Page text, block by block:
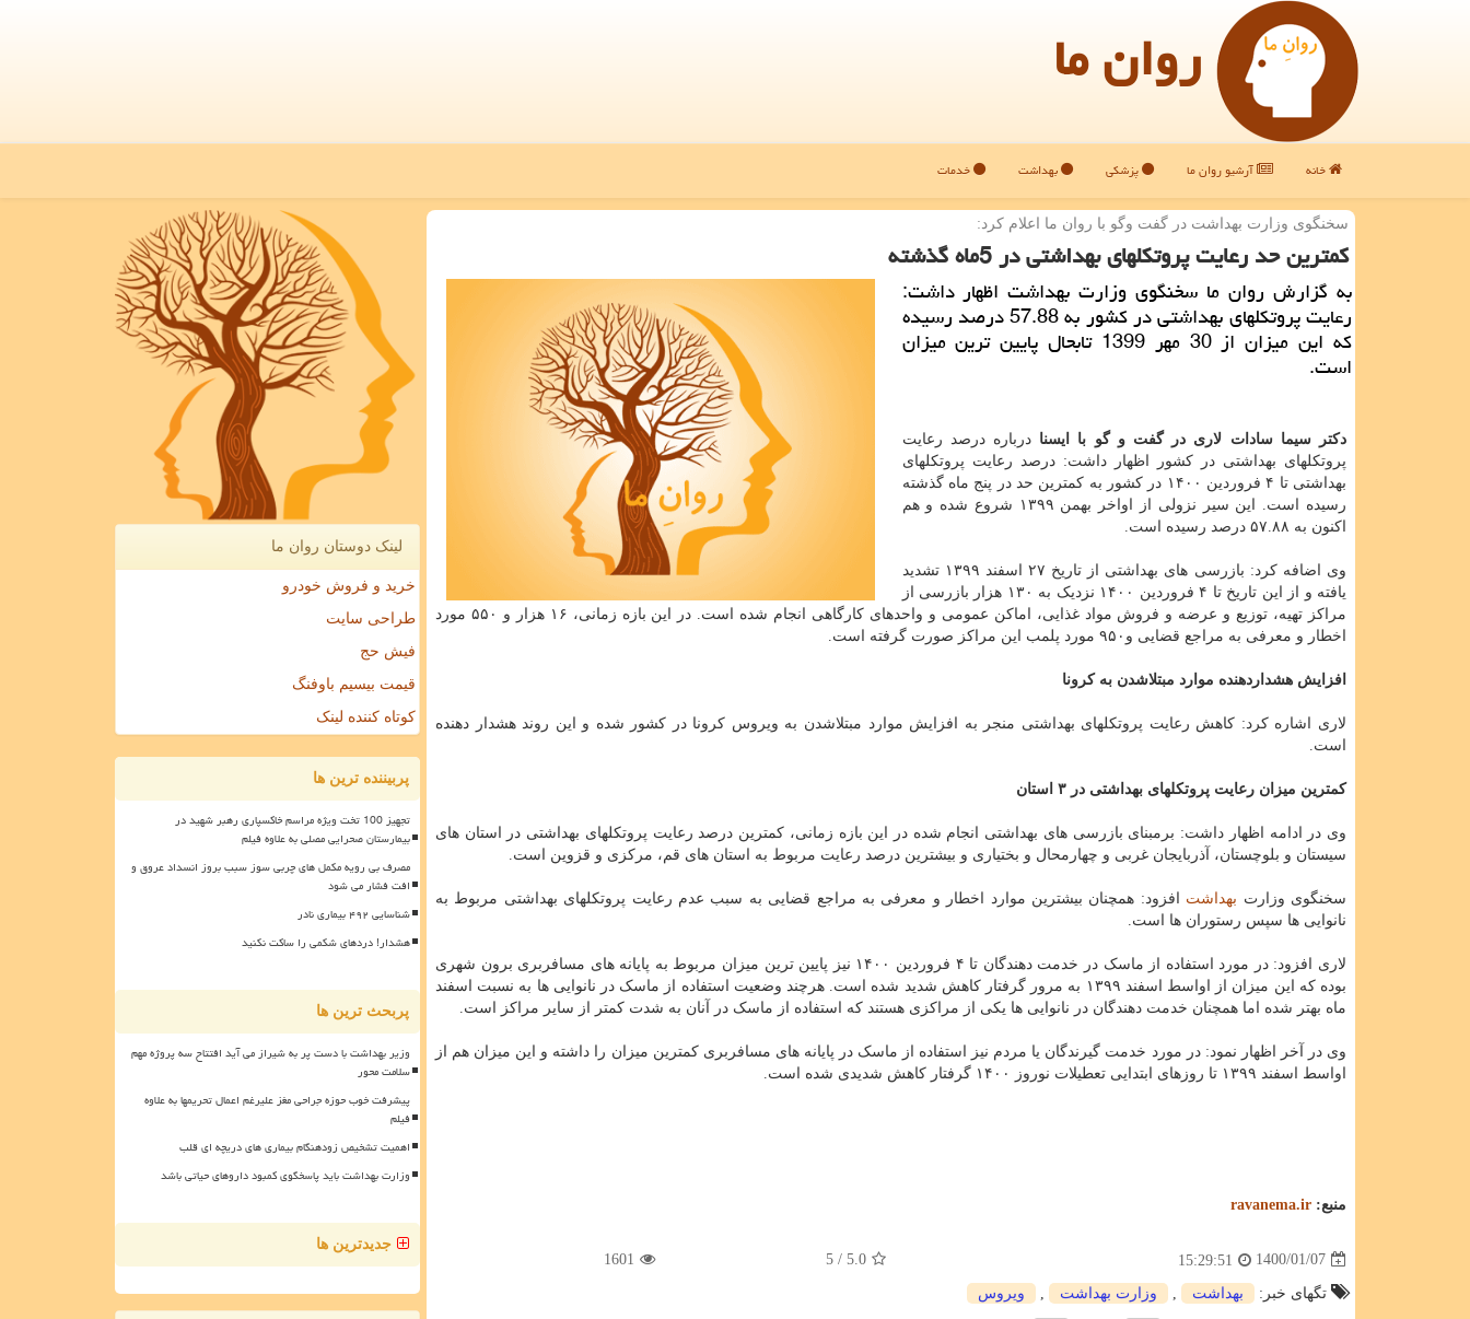
روان ما
خانه آرشیو روان ما پزشکی بهداشت خدمات
سخنگوی وزارت بهداشت در گفت وگو با روان ما اعلام كرد:
كمترین حد رعایت پروتكلهای بهداشتی در 5ماه گذشته
به گزارش روان ما سخنگوی وزارت بهداشت اظهار داشت:
رعایت پروتکلهای بهداشتی در کشور به 57.88 درصد رسیده
که این میزان از 30 مهر 1399 تابحال پایین ترین میزان
است.
دکتر سیما سادات لاری در گفت و گو با ایسنادرباره درصد رعایت
پروتکلهای بهداشتی در کشور اظهار داشت: درصد رعایت پروتکلهای
بهداشتی تا ۴ فروردین ۱۴۰۰ در کشور به کمترین حد در پنج ماه گذشته
رسیده است. این سیر نزولی از اواخر بهمن ۱۳۹۹ شروع شده و هم
اکنون به ۵۷.۸۸ درصد رسیده است.
وی اضافه کرد: بازرسی های بهداشتی از تاریخ ۲۷ اسفند ۱۳۹۹ تشدید
یافته و از این تاریخ تا ۴ فروردین ۱۴۰۰ نزدیک به ۱۳۰ هزار بازرسی از
مراکز تهیه، توزیع و عرضه و فروش مواد غذایی، اماکن عمومی و واحدهای کارگاهی انجام شده است. در این بازه زمانی، ۱۶ هزار و ۵۵۰ مورد
اخطار و معرفی به مراجع قضایی و۹۵۰ مورد پلمب این مراکز صورت گرفته است.
افزایش هشداردهنده موارد مبتلاشدن به کرونا
لاری اشاره کرد: کاهش رعایت پروتکلهای بهداشتی منجر به افزایش موارد مبتلاشدن به ویروس کرونا در کشور شده و این روند هشدار دهنده
است.
کمترین میزان رعایت پروتکلهای بهداشتی در ۳ استان
وی در ادامه اظهار داشت: برمبنای بازرسی های بهداشتی انجام شده در این بازه زمانی، کمترین درصد رعایت پروتکلهای بهداشتی در استان های
سیستان و بلوچستان، آذربایجان غربی و چهارمحال و بختیاری و بیشترین درصد رعایت مربوط به استان های قم، مرکزی و قزوین است.
سخنگوی وزارت بهداشت افزود: همچنان بیشترین موارد اخطار و معرفی به مراجع قضایی به سبب عدم رعایت پروتکلهای بهداشتی مربوط به
نانوایی ها سپس رستوران ها است.
لاری افزود: در مورد استفاده از ماسک در خدمت دهندگان تا ۴ فروردین ۱۴۰۰ نیز پایین ترین میزان مربوط به پایانه های مسافربری برون شهری
بوده که این میزان از اواسط اسفند ۱۳۹۹ به مرور گرفتار کاهش شدید شده است. هرچند وضعیت استفاده از ماسک در نانوایی ها به نسبت اسفند
ماه بهتر شده اما همچنان خدمت دهندگان در نانوایی ها یکی از مراکزی هستند که استفاده از ماسک در آنان به شدت کمتر از سایر مراکز است.
وی در آخر اظهار نمود: در مورد خدمت گیرندگان یا مردم نیز استفاده از ماسک در پایانه های مسافربری کمترین میزان را داشته و این میزان هم از
اواسط اسفند ۱۳۹۹ تا روزهای ابتدایی تعطیلات نوروز ۱۴۰۰ گرفتار کاهش شدیدی شده است.
منبع: ravanema.ir
1400/01/07
15:29:51
5.0
/ 5
1601
تگهای خبر: بهداشت وزارت بهداشت ویروس
لینک دوستان روان ما
خرید و فروش خودرو
طراحی سایت
فیش حج
قیمت بیسیم باوفنگ
کوتاه کننده لینک
پربیننده ترین ها
تجهیز 100 تخت ویژه مراسم خاکسپاری رهبر شهید در
بیمارستان صحرایی مصلی به علاوه فیلم
مصرف بی رویه مکمل های چربی سوز سبب بروز انسداد عروق و
افت فشار می شود
شناسایی ۴۹۲ بیماری نادر
هشدار! دردهای شکمی را ساکت نکنید
پربحث ترین ها
وزیر بهداشت با دست پر به شیراز می آید افتتاح سه پروژه مهم
سلامت محور
پیشرفت خوب حوزه جراحی مغز علیرغم اعمال تحریمها به علاوه
فیلم
اهمیت تشخیص زودهنگام بیماری های دریچه ای قلب
وزارت بهداشت باید پاسخگوی کمبود داروهای حیاتی باشد
جدیدترین ها